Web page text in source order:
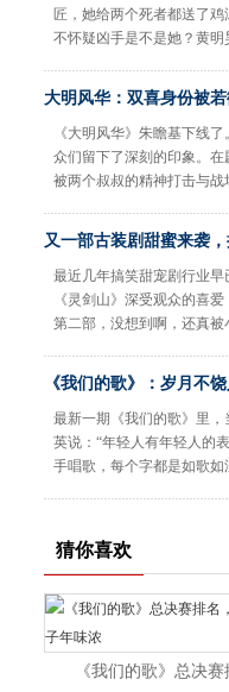
匠，她给两个死者都送了
不怀疑凶手是不是她？黄
大明风华：双喜身份被
《大明风华》朱瞻基下线
众们留下了深刻的印象。在
被两个叔叔的精神打击与战
又一部古装剧甜蜜来袭
最近几年搞笑甜宠剧行业
《灵剑山》深受观众的喜
第二部，没想到啊，还真
《我们的歌》：岁月不
最新一期《我们的歌》里
英说：“年轻人有年轻人的
手唱歌，每个字都是如歌如
猜你喜欢
《我们的歌》总决